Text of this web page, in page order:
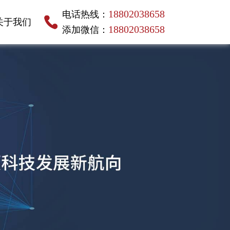
于我们
电话热线： 18802038658
添加微信： 18802038658